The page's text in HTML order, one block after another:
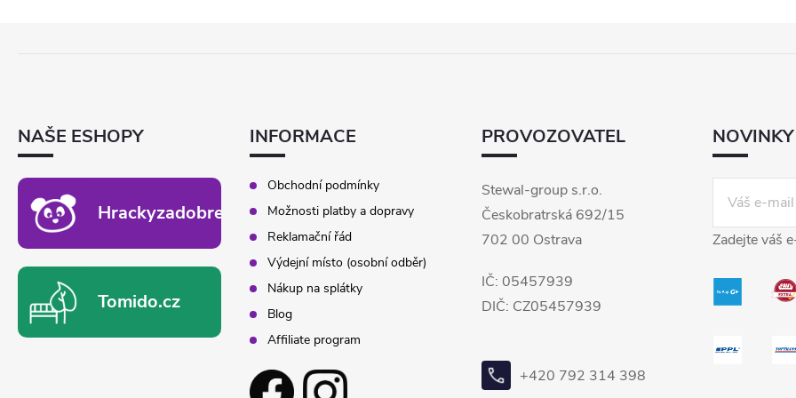
NAŠE ESHOPY
Hrackyzadobrekacky.cz
Tomido.cz
INFORMACE
Obchodní podmínky
Možnosti platby a dopravy
Reklamační řád
Výdejní místo (osobní odběr)
Nákup na splátky
Blog
Affiliate program
PROVOZOVATEL
Stewal-group s.r.o.
Českobratrská 692/15
702 00 Ostrava
IČ: 05457939
DIČ: CZ05457939
+420 792 314 398
Zadejte váš